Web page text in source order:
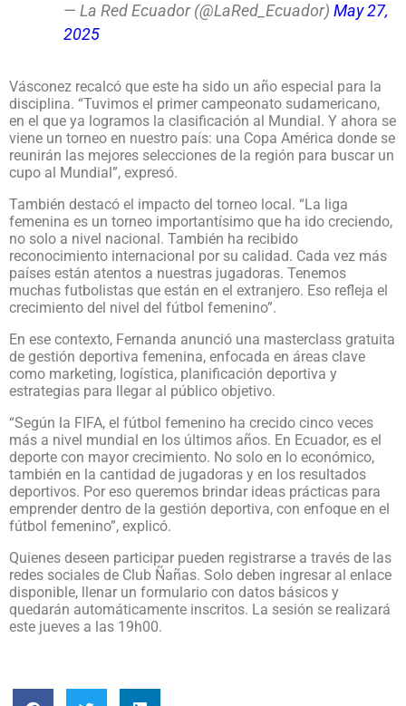
— La Red Ecuador (@LaRed_Ecuador) May 27,
2025
Vásconez recalcó que este ha sido un año especial para la
disciplina. “Tuvimos el primer campeonato sudamericano,
en el que ya logramos la clasificación al Mundial. Y ahora se
viene un torneo en nuestro país: una Copa América donde se
reunirán las mejores selecciones de la región para buscar un
cupo al Mundial”, expresó.
También destacó el impacto del torneo local. “La liga
femenina es un torneo importantísimo que ha ido creciendo,
no solo a nivel nacional. También ha recibido
reconocimiento internacional por su calidad. Cada vez más
países están atentos a nuestras jugadoras. Tenemos
muchas futbolistas que están en el extranjero. Eso refleja el
crecimiento del nivel del fútbol femenino”.
En ese contexto, Fernanda anunció una masterclass gratuita
de gestión deportiva femenina, enfocada en áreas clave
como marketing, logística, planificación deportiva y
estrategias para llegar al público objetivo.
“Según la FIFA, el fútbol femenino ha crecido cinco veces
más a nivel mundial en los últimos años. En Ecuador, es el
deporte con mayor crecimiento. No solo en lo económico,
también en la cantidad de jugadoras y en los resultados
deportivos. Por eso queremos brindar ideas prácticas para
emprender dentro de la gestión deportiva, con enfoque en el
fútbol femenino”, explicó.
Quienes deseen participar pueden registrarse a través de las
redes sociales de Club Ñañas. Solo deben ingresar al enlace
disponible, llenar un formulario con datos básicos y
quedarán automáticamente inscritos. La sesión se realizará
este jueves a las 19h00.